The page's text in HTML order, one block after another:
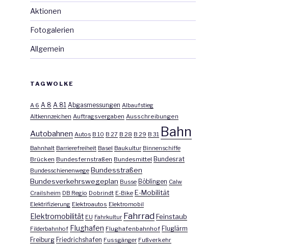
Aktionen
Fotogalerien
Allgemein
TAGWOLKE
A 6 A 8 A 81 Abgasmessungen Albaufstieg
Altkennzeichen Auftragsvergaben Ausschreibungen
Autobahnen Autos B 10 B 27 B 28 B 29 B 31 Bahn
Bahnhalt Barrierefreiheit Basel Baukultur Binnenschiffe
Brücken Bundesfernstraßen Bundesmittel Bundesrat
Bundesschienenwege Bundesstraßen
Bundesverkehrswegeplan Busse Böblingen Calw
Crailsheim DB Regio Dobrindt E-Bike E-Mobilität
Elektrifizierung Elektroautos Elektromobil
Elektromobilität EU Fahrkultur Fahrrad Feinstaub
Filderbahnhof Flughafen Flughafenbahnhof Fluglärm
Freiburg Friedrichshafen Fussgänger Fußverkehr